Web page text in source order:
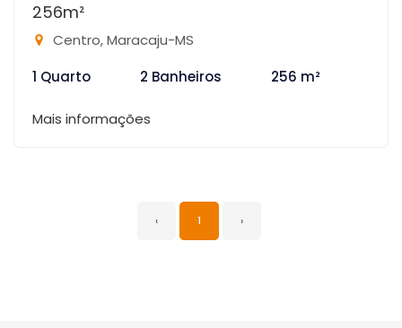
256m²
Centro, Maracaju-MS
1 Quarto
2 Banheiros 256 m²
Mais informações
‹ 1 ›